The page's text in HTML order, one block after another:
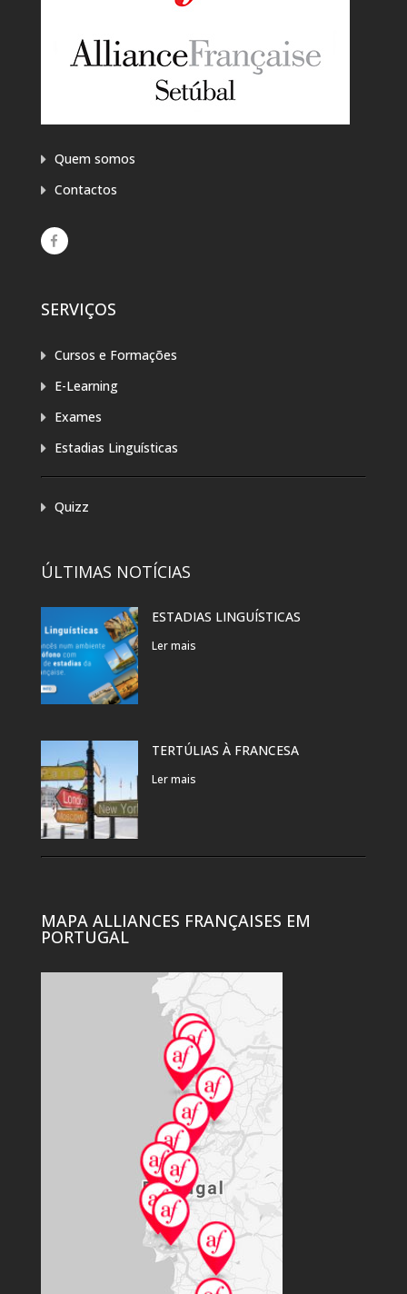
Quem somos
Contactos
SERVIÇOS
Cursos e Formações
E-Learning
Exames
Estadias Linguísticas
Quizz
ÚLTIMAS NOTÍCIAS
ESTADIAS LINGUÍSTICAS
Ler mais
TERTÚLIAS À FRANCESA
Ler mais
MAPA ALLIANCES FRANÇAISES EM
PORTUGAL